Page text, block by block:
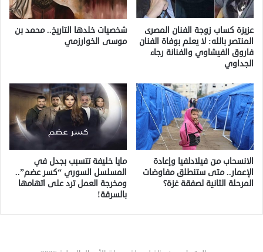
عزيزة كساب زوجة الفنان المصرى
المنتصر بالله: لا يعلم بوفاة الفنان
فاروق الفيشاوي والفنانة رجاء
الجداوي
شخصيات خلدها التاريخ.. محمد بن
موسى الخوارزمي
الانسحاب من فيلادلفيا وإعادة
الإعمار.. متى ستنطلق مفاوضات
المرحلة الثانية لصفقة غزة؟
مايا خليفة تتسبب بجدل في
المسلسل السوري “كسر عضم”..
ومخرجة العمل ترد على اتهامها
بالسرقة!